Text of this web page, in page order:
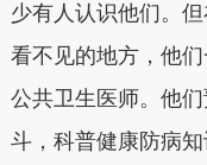
少有人认识他们。
看不见的地方，他
公共卫生医师。他
斗，科普健康防病